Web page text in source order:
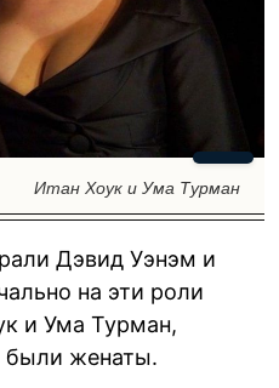
Итан Хоук и Ума Турман
Дэвид Уэнэм и
на эти роли
и Ума Турман,
были женаты.